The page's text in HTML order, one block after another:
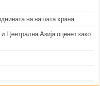
на нашата храна
Централна Азија оценет како